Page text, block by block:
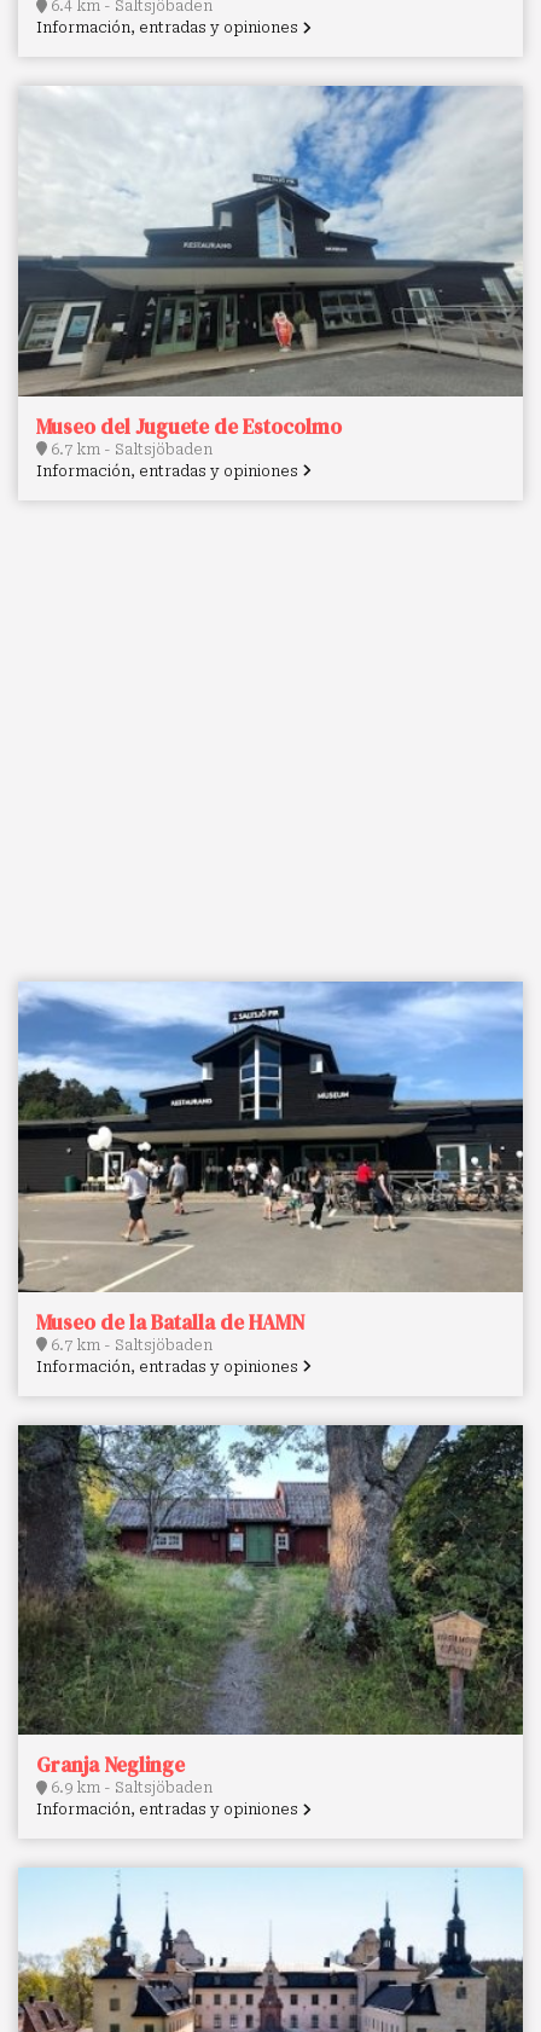
6.4 km - Saltsjöbaden
Información, entradas y opiniones
Museo del Juguete de Estocolmo
6.7 km - Saltsjöbaden
Información, entradas y opiniones
Museo de la Batalla de HAMN
6.7 km - Saltsjöbaden
Información, entradas y opiniones
Granja Neglinge
6.9 km - Saltsjöbaden
Información, entradas y opiniones